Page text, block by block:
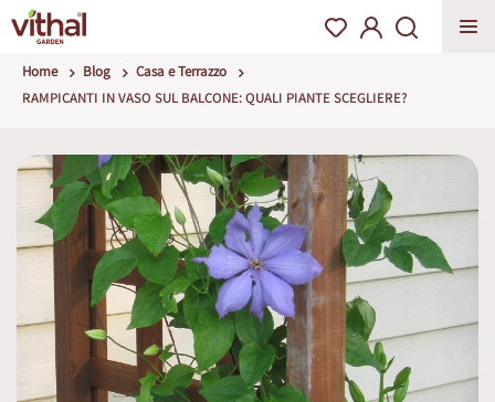
Home Blog
Casa e Terrazzo
RAMPICANTI IN VASO SUL BALCONE: QUALI PIANTE SCEGLIERE?